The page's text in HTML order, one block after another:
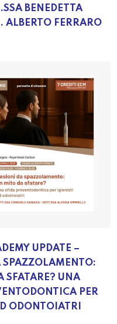
BENEDETTA
ALBERTO FERRARO
UPDATE –
SPAZZOLAMENTO:
SFATARE? UNA
PER
ODONTOIATRI